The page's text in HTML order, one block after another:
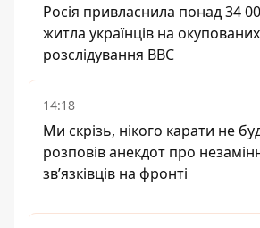
Росія привласнила понад 34
житла українців на
розслідування BBC
14:18
Ми скрізь, нікого карати не
розповів анекдот про
зв’язківців на фронті